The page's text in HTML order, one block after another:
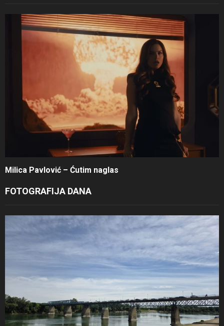
Milica Pavlović – Ćutim naglas
FOTOGRAFIJA DANA